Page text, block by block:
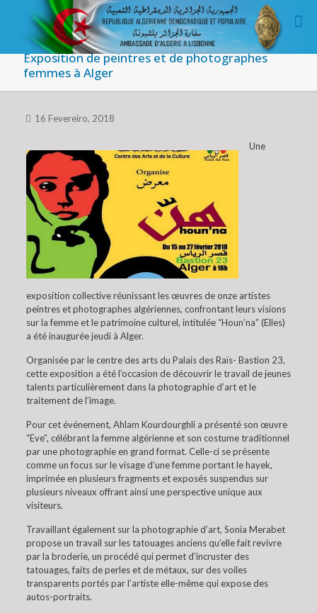
Exposition de peintres et de photographes
femmes à Alger
16 Fevereiro, 2018
Une
exposition collective réunissant les œuvres de onze artistes
peintres et photographes algériennes, confrontant leurs visions
sur la femme et le patrimoine culturel, intitulée “Houn’na” (Elles)
a été inaugurée jeudi à Alger.
Organisée par le centre des arts du Palais des Raïs- Bastion 23,
cette exposition a été l’occasion de découvrir le travail de jeunes
talents particulièrement dans la photographie d’art et le
traitement de l’image.
Pour cet événement, Ahlam Kourdourghli a présenté son œuvre
“Eve”, célébrant la femme algérienne et son costume traditionnel
par une photographie en grand format. Celle-ci se présente
comme un focus sur le visage d’une femme portant le hayek,
imprimée en plusieurs fragments et exposés suspendus sur
plusieurs niveaux offrant ainsi une perspective unique aux
visiteurs.
Travaillant également sur la photographie d’art, Sonia Merabet
propose un travail sur les tatouages anciens qu’elle fait revivre
par la broderie, un procédé qui permet d’incruster des
tatouages, faits de perles et de métaux, sur des voiles
transparents portés par l’artiste elle-même qui expose des
autos-portraits.